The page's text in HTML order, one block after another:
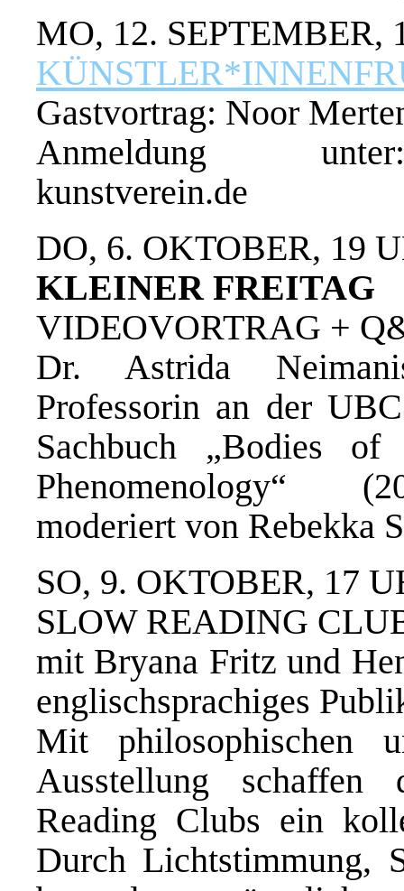
MO, 12. SEPTEMBER,
Gastvortrag: Noor
Anmeldung
kunstverein.de
DO, 6. OKTOBER, 19
KLEINER FREITAG
VIDEOVORTRAG +
Dr. Astrida
Professorin an der
Sachbuch „Bodies of
Phenomenology“
moderiert von Rebekka
SO, 9. OKTOBER, 17
SLOW READING
mit Bryana Fritz und
englischsprachiges
Mit philosophischen
Ausstellung schaffen
Reading Clubs ein
Durch Lichtstimmung,